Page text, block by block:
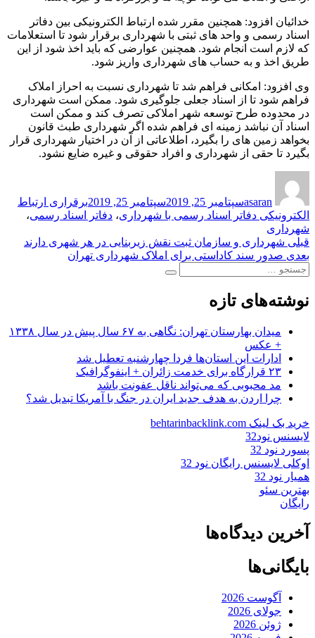
خدائیان افزود: همچنین مقرر شده ارتباط الکترونیکی بین دفاتر
اسناد رسمی و واحد های ثبتی با شهرداری برقرار شود تا استعلامات
که لازم است انجام شود. همچنین عوارضی که باید اخذ شود از این
طریق اخذ و به حساب های شهرداری واریز شود.
وی افزود: امکانی فراهم شد تا شهرداری نسبت به احراز املاک
فراهم شود تا از اسناد جعلی جلوگیری شود. ممکن است شهرداری
در محدوده طرح توسعه شهر املاکی تصرف کند و ممکن است
اسناد آن نباشد زمینه ای فراهم شده اگر شهرداری طبث قانون
بخواهد زمین های را بگیرد، اطلاعاتی از آن در اختیار شهرداری قرار
بگیرد تا حقی از شهرداری و افراد حقوقی و غیره ضایع نشود.
asaranدر
سپتامبر 25, 2019 سپتامبر 25, 2019
برقراری ارتباط
الکترونیکی دفاتر اسناد رسمی با شهرداری، دفاتر اسناد رسمی،
شهرداری
راهبری
نوشته
قبلی نوشته
قبلی:
شهرداری و سازمان ثبت نقش زیربنایی در هر شهری دارند
بعدی نوشته
بعدی:
صدور سند کاداستی برای املاک شهرداری تهران
جستجو
جستجو
نوشته‌های تازه
میدان بهارستان تهران: نگاهی به ۶۷ سال پیش در سال ۱۳۳۸
+ عکس
ادارات این استان‌ها فردا چهارشنبه تعطیل شد
۲۳ قرارگاه برای خدمت زائران + اینفوگرافیک
مد محبوبی که می‌تواند ناقل عفونت باشد
چرا اردن به هدف جدید ایران در جنگ با آمریکا تبدیل شد؟
خرید بک لینک behtarinbacklink.com
لایسنس نود32
پسورد نود 32
اوکلی لایسنس رایگان نود 32
همیار نود 32
بهترین سئو
رایگان
آخرین دیدگاه‌ها
بایگانی‌ها
آگوست 2026
جولای 2026
ژوئن 2026